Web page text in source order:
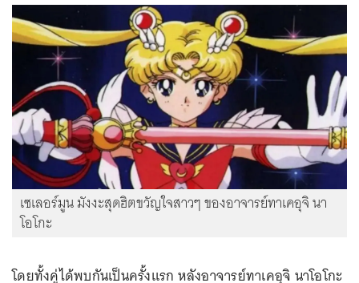
เซเลอร์มูน มังงะสุดฮิตขวัญใจสาวๆ ของอาจารย์ทาเคอุจิ นา
โอโกะ
โดยทั้งคู่ได้พบกันเป็นครั้งแรก หลังอาจารย์ทาเคอุจิ นาโอโกะ